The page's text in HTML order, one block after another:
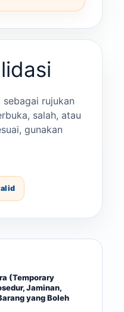
sebagai rujukan
salah, atau
gunakan
(Temporary
Jaminan,
yang Boleh